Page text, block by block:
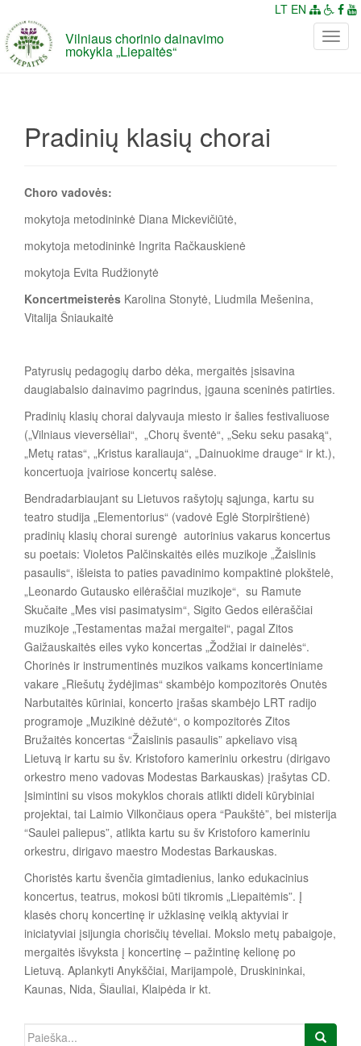
P
Vilniaus chorinio dainavimo
mokykla „Liepaitės“
LT EN
Pradinių klasių chorai
Choro vadovės:
mokytoja metodininkė Diana Mickevičiūtė,
mokytoja metodininkė Ingrita Račkauskienė
mokytoja Evita Rudžionytė
Koncertmeisterės Karolina Stonytė, Liudmila Mešenina,
Vitalija Šniaukaitė
Patyrusių pedagogių darbo dėka, mergaitės įsisavina
daugiabalsio dainavimo pagrindus, įgauna sceninės patirties.
Pradinių klasių chorai dalyvauja miesto ir šalies festivaliuose
(„Vilniaus vieversėliai“, „Chorų šventė“, „Seku seku pasaką“,
„Metų ratas“, „Kristus karaliauja“, „Dainuokime drauge“ ir kt.),
koncertuoja įvairiose koncertų salėse.
Bendradarbiaujant su Lietuvos rašytojų sąjunga, kartu su
teatro studija „Elementorius“ (vadovė Eglė Storpirštienė)
pradinių klasių chorai surengė autorinius vakarus koncertus
su poetais: Violetos Palčinskaitės eilės muzikoje „Žaislinis
pasaulis“, išleista to paties pavadinimo kompaktinė plokštelė,
„Leonardo Gutausko eilėraščiai muzikoje“, su Ramute
Skučaite „Mes visi pasimatysim“, Sigito Gedos eilėraščiai
muzikoje „Testamentas mažai mergaitei“, pagal Zitos
Gaižauskaitės eiles vyko koncertas „Žodžiai ir dainelės“.
Chorinės ir instrumentinės muzikos vaikams koncertiniame
vakare „Riešutų žydėjimas“ skambėjo kompozitorės Onutės
Narbutaitės kūriniai, koncerto įrašas skambėjo LRT radijo
programoje „Muzikinė dėžutė“, o kompozitorės Zitos
Bružaitės koncertas “Žaislinis pasaulis” apkeliavo visą
Lietuvą ir kartu su šv. Kristoforo kameriniu orkestru (dirigavo
orkestro meno vadovas Modestas Barkauskas) įrašytas CD.
Įsimintini su visos mokyklos chorais atlikti dideli kūrybiniai
projektai, tai Laimio Vilkončiaus opera “Paukštė”, bei misterija
“Saulei paliepus”, atlikta kartu su šv Kristoforo kameriniu
orkestru, dirigavo maestro Modestas Barkauskas.
Choristės kartu švenčia gimtadienius, lanko edukacinius
koncertus, teatrus, mokosi būti tikromis „Liepaitėmis”. Į
klasės chorų koncertinę ir užklasinę veiklą aktyviai ir
iniciatyviai įsijungia chorisčių tėveliai. Mokslo metų pabaigoje,
mergaitės išvyksta į koncertinę – pažintinę kelionę po
Lietuvą. Aplankyti Anykščiai, Marijampolė, Druskininkai,
Kaunas, Nida, Šiauliai, Klaipėda ir kt.
Ieškoti: